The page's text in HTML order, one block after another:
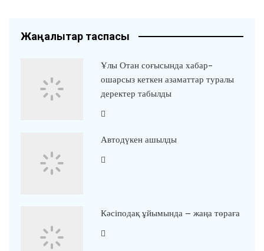
Жаңалықтар таспасы
Ұлы Отан соғысында хабар-
ошарсыз кеткен азаматтар туралы
деректер табылды
Автодүкен ашылды
Кәсіподақ ұйымында – жаңа төраға